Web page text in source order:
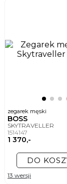
zegarek męski
BOSS
SKYTRAVELLER
1514147
1 370,-
DO
13 wersji